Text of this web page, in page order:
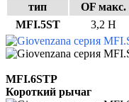
тип OF макс.
MFI.5ST
3,2 Н
MFI.6STP
Короткий рычаг